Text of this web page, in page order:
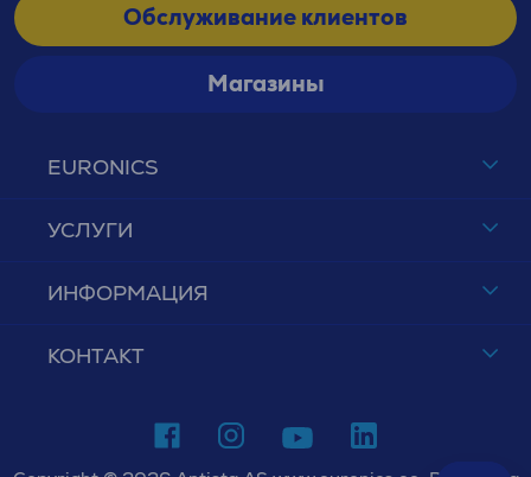
EURONICS
УСЛУГИ
ИНФОРМАЦИЯ
КОНТАКТ
Обслуживание клиентов
Магазины